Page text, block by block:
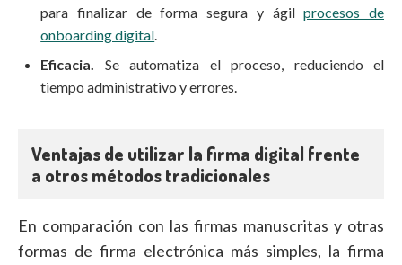
para finalizar de forma segura y ágilprocesos de
onboarding digital.
Eficacia. Se automatiza el proceso, reduciendo el
tiempo administrativo y errores.
Ventajas de utilizar la firma digital frente
a otros métodos tradicionales
En comparación con las firmas manuscritas y otras
formas de firma electrónica más simples, la firma